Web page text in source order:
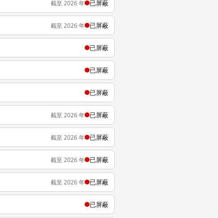
截至 2026 年 已屏蔽
截至 2026 年 已屏蔽
已屏蔽
已屏蔽
已屏蔽
截至 2026 年 已屏蔽
截至 2026 年 已屏蔽
截至 2026 年 已屏蔽
截至 2026 年 已屏蔽
已屏蔽